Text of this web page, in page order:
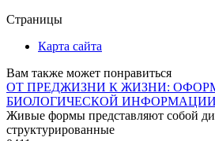
Страницы
Карта сайта
Вам также может понравиться
ОТ ПРЕДЖИЗНИ К ЖИЗНИ:
БИОЛОГИЧЕСКОЙ ИНФОРМАЦИИ
Живые формы представляют собой
структурированные